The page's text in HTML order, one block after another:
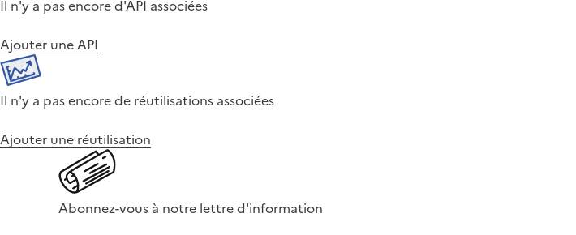
Il n'y a pas encore d'API associées
Ajouter une API
Il n'y a pas encore de réutilisations associées
Ajouter une réutilisation
Abonnez-vous à notre lettre d'information